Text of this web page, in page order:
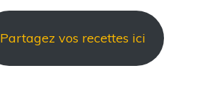
Partagez vos recettes ici